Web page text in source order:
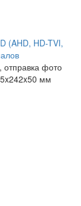
(AHD, HD-TVI,
отправка фото
мм